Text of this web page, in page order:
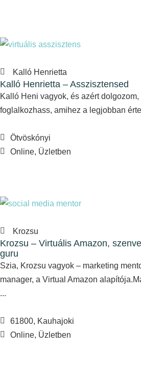
Kalló Henrietta
Kalló Henrietta – Asszisztensed
Kalló Heni vagyok, és azért dolgozom,
foglalkozhass, amihez a legjobban
Ötvöskónyi
Online, Üzletben
Krozsu
Krozsu – Virtuális Amazon,
guru
Szia, Krozsu vagyok – marketing
manager, a Virtual Amazon
...
61800, Kauhajoki
Online, Üzletben